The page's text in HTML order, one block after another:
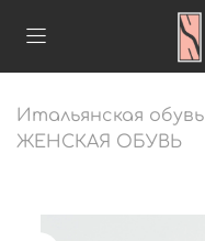
Итальянская обувь
ЖЕНСКАЯ ОБУВЬ